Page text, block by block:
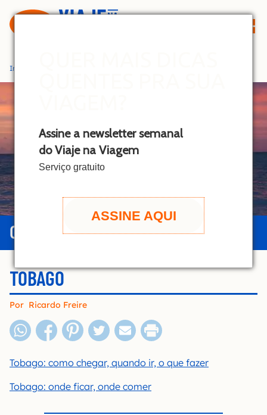
Assine a newsletter semanal
do Viaje na Viagem
Serviço gratuito
ASSINE AQUI
o
n
t
e
n
t
Início
GUIA DE TOBAGO
TOBAGO
Por Ricardo Freire
Tobago: como chegar, quando ir, o que fazer
Tobago: onde ficar, onde comer